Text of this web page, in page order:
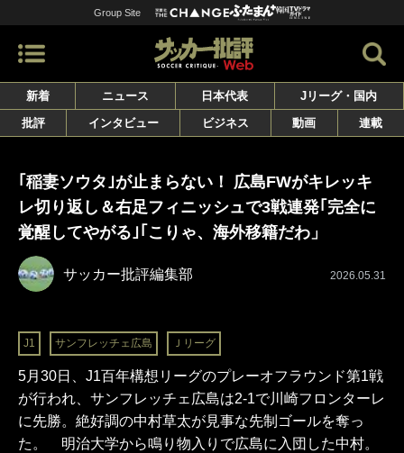
Group Site
新着 ニュース 日本代表
Jリーグ・国内
批評
インタビュー ビジネス 動画 連載
｢稲妻ソウタ｣が止まらない！ 広島FWがキレッキ
レ切り返し＆右足フィニッシュで3戦連発｢完全に
覚醒してやがる｣｢こりゃ、海外移籍だわ」
サッカー批評編集部 2026.05.31
J1 サンフレッチェ広島 Ｊリーグ
5月30日、J1百年構想リーグのプレーオフラウンド第1戦
が行われ、サンフレッチェ広島は2-1で川崎フロンターレ
に先勝。絶好調の中村草太が見事な先制ゴールを奪っ
た。 明治大学から鳴り物入りで広島に入団した中村。